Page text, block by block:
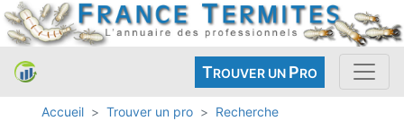
TROUVER UN PRO
Accueil Trouver un pro
Recherche